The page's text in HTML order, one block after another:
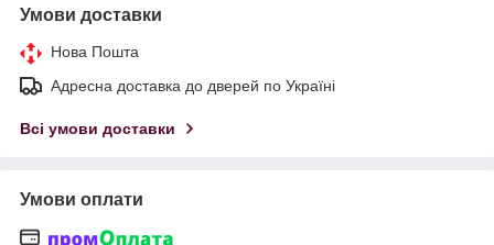
Умови доставки
Нова Пошта
Адресна доставка до дверей по Україні
Всі умови доставки
Умови оплати